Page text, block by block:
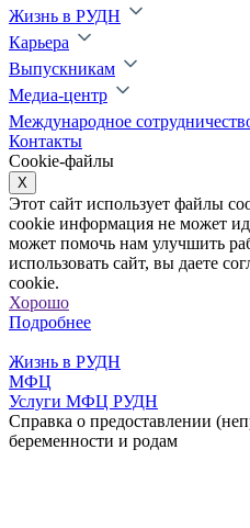
Жизнь в РУДН
Карьера
Выпускникам
Медиа-центр
Международное
Контакты
Cookie-файлы
X
Этот сайт использует файлы
cookie информация не может
может помочь нам улучшить
использовать сайт, вы даете
cookie.
Хорошо
Подробнее
Жизнь в РУДН
МФЦ
Услуги МФЦ РУДН
Справка о предоставлении
беременности и родам